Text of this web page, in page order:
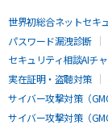
世界初総合ネットセキ
パスワード漏洩診断
セキュリティ相談AIチ
実在証明・盗聴対策
サイバー攻撃対策（
サイバー攻撃対策（